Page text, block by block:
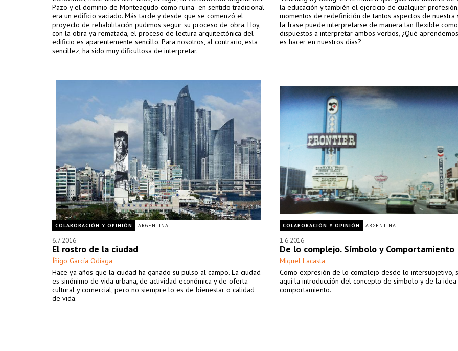
Pazo y el dominio de Monteagudo como ruina -en sentido tradicional
era un edificio vaciado. Más tarde y desde que se comenzó el
proyecto de rehabilitación pudimos seguir su proceso de obra. Hoy,
con la obra ya rematada, el proceso de lectura arquitectónica del
edificio es aparentemente sencillo. Para nosotros, al contrario, esta
sencillez, ha sido muy dificultosa de interpretar.
la educación y también el ejercicio de cualquier
momentos de redefinición de tantos aspectos de nuestra
la frase puede interpretarse de manera tan flexible
dispuestos a interpretar ambos verbos, ¿Qué
es hacer en nuestros días?
COLABORACIÓN Y OPINIÓN ARGENTINA
6.7.2016
El rostro de la ciudad
Íñigo García Odiaga
Hace ya años que la ciudad ha ganado su pulso al campo. La ciudad
es sinónimo de vida urbana, de actividad económica y de oferta
cultural y comercial, pero no siempre lo es de bienestar o calidad
de vida.
COLABORACIÓN Y OPINIÓN ARGENTINA
1.6.2016
De lo complejo. Símbolo y Comportamiento
Miquel Lacasta
Como expresión de lo complejo desde lo intersubjetivo,
aquí la introducción del concepto de símbolo y de la idea
comportamiento.